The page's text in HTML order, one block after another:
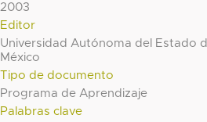
2003
Editor
Universidad Autónoma del Estado
México
Tipo de documento
Programa de Aprendizaje
Palabras clave